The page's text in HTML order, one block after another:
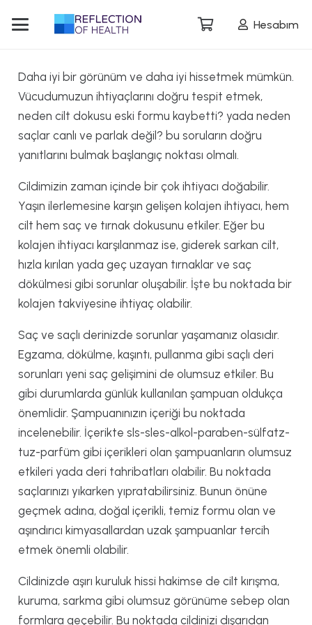
Hesabım
Daha iyi bir görünüm ve daha iyi hissetmek mümkün.
Vücudumuzun ihtiyaçlarını doğru tespit etmek,
neden cilt dokusu eski formu kaybetti? yada neden
saçlar canlı ve parlak değil? bu soruların doğru
yanıtlarını bulmak başlangıç noktası olmalı.
Cildimizin zaman içinde bir çok ihtiyacı doğabilir.
Yaşın ilerlemesine karşın gelişen kolajen ihtiyacı, hem
cilt hem saç ve tırnak dokusunu etkiler. Eğer bu
kolajen ihtiyacı karşılanmaz ise, giderek sarkan cilt,
hızla kırılan yada geç uzayan tırnaklar ve saç
dökülmesi gibi sorunlar oluşabilir. İşte bu noktada bir
kolajen takviyesine ihtiyaç olabilir.
Saç ve saçlı derinizde sorunlar yaşamanız olasıdır.
Egzama, dökülme, kaşıntı, pullanma gibi saçlı deri
sorunları yeni saç gelişimini de olumsuz etkiler. Bu
gibi durumlarda günlük kullanılan şampuan oldukça
önemlidir. Şampuanınızın içeriği bu noktada
incelenebilir. İçerikte sls-sles-alkol-paraben-sülfatz-
tuz-parfüm gibi içerikleri olan şampuanların olumsuz
etkileri yada deri tahribatları olabilir. Bu noktada
saçlarınızı yıkarken yıpratabilirsiniz. Bunun önüne
geçmek adına, doğal içerikli, temiz formu olan ve
aşındırıcı kimyasallardan uzak şampuanlar tercih
etmek önemli olabilir.
Cildinizde aşırı kuruluk hissi hakimse de cilt kırışma,
kuruma, sarkma gibi olumsuz görünüme sebep olan
formlara geçebilir. Bu noktada cildinizi dışarıdan